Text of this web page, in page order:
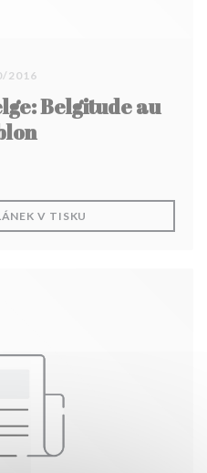
2016
Belgitude au
V TISKU